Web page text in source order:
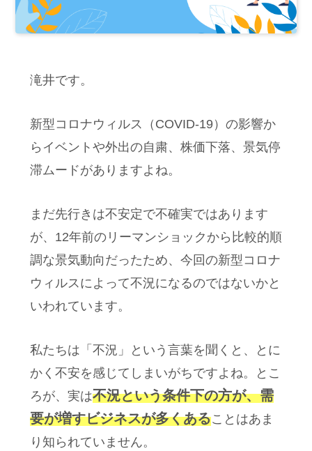
滝井です。
新型コロナウィルス（COVID-19）の影響か
らイベントや外出の自粛、株価下落、景気停
滞ムードがありますよね。
まだ先行きは不安定で不確実ではあります
が、12年前のリーマンショックから比較的順
調な景気動向だったため、今回の新型コロナ
ウィルスによって不況になるのではないかと
いわれています。
私たちは「不況」という言葉を聞くと、とに
かく不安を感じてしまいがちですよね。とこ
ろが、実は不況という条件下の方が、需
要が増すビジネスが多くあることはあま
り知られていません。